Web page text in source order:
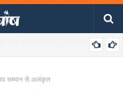
सम्मान से अलंकृत